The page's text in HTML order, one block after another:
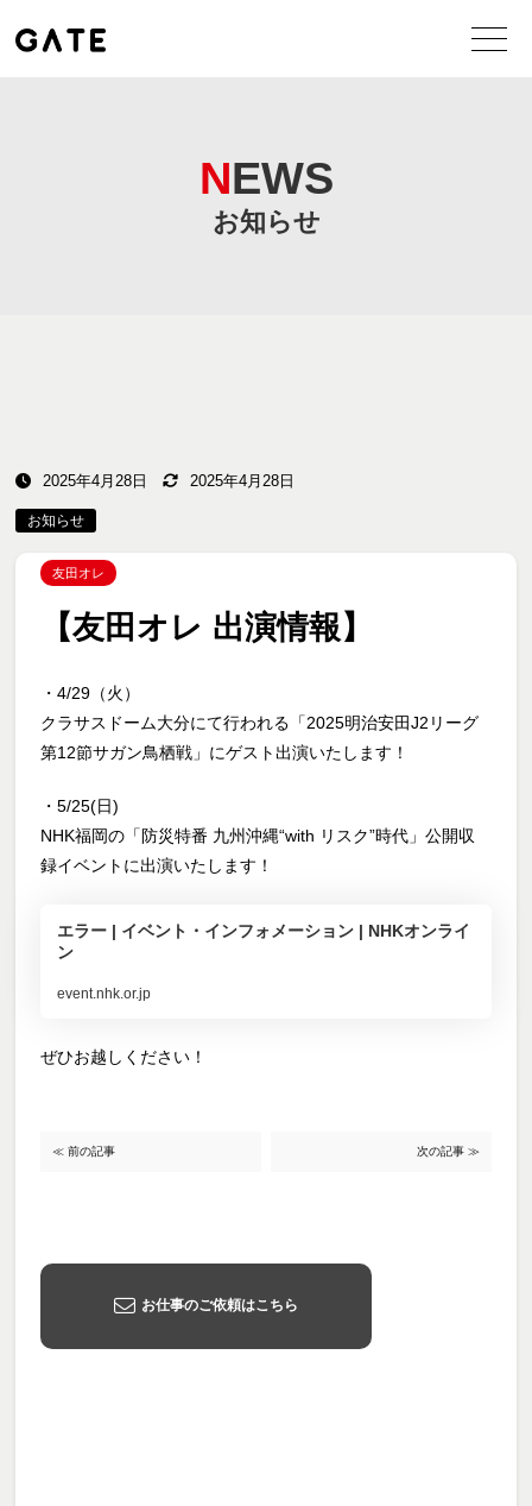
NEWS
お知らせ
2025年4月28日 2025年4月28日
お知らせ
友田オレ
【友田オレ 出演情報】
・4/29（火）
クラサスドーム大分にて行われる「2025明治安田J2リーグ
第12節サガン鳥栖戦」にゲスト出演いたします！
・5/25(日)
NHK福岡の「防災特番 九州沖縄“with リスク”時代」公開収
録イベントに出演いたします！
エラー | イベント・インフォメーション | NHKオンライ
ン
event.nhk.or.jp
ぜひお越しください！
≪ 前の記事 次の記事 ≫
お仕事のご依頼はこちら